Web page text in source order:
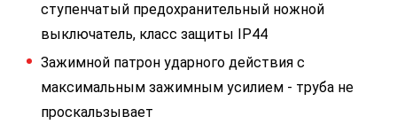
ступенчатый предохранительный ножной
выключатель, класс защиты IP44
Зажимной патрон ударного действия с
максимальным зажимным усилием - труба не
проскальзывает